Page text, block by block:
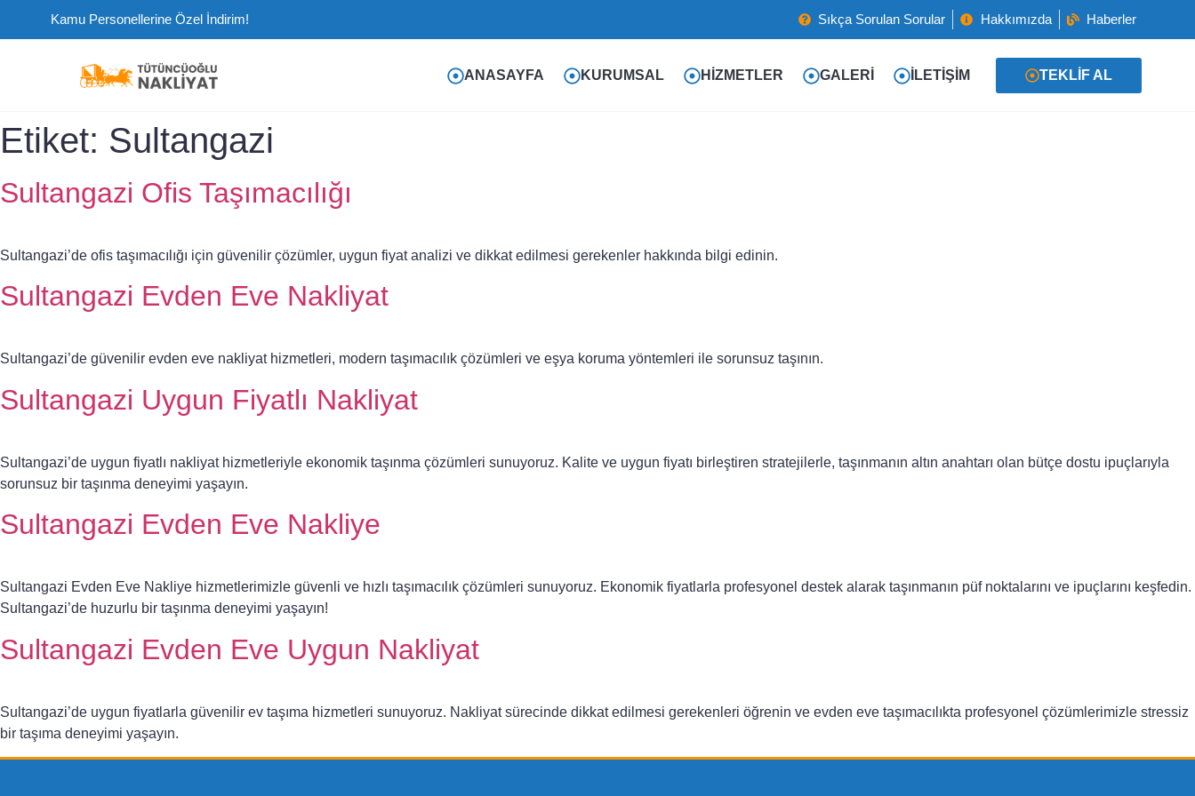
Kamu Personellerine Özel İndirim! Sıkça Sorulan Sorular Hakkımızda Haberler
ANASAYFA KURUMSAL HIZMETLER GALERI İLETIŞIM TEKLIF AL
Etiket: Sultangazi
Sultangazi Ofis Taşımacılığı
Sultangazi’de ofis taşımacılığı için güvenilir çözümler, uygun fiyat analizi ve dikkat edilmesi gerekenler hakkında bilgi edinin.
Sultangazi Evden Eve Nakliyat
Sultangazi’de güvenilir evden eve nakliyat hizmetleri, modern taşımacılık çözümleri ve eşya koruma yöntemleri ile sorunsuz taşının.
Sultangazi Uygun Fiyatlı Nakliyat
Sultangazi’de uygun fiyatlı nakliyat hizmetleriyle ekonomik taşınma çözümleri sunuyoruz. Kalite ve uygun fiyatı birleştiren stratejilerle, taşınmanın altın anahtarı olan bütçe dostu ipuçlarıyla
sorunsuz bir taşınma deneyimi yaşayın.
Sultangazi Evden Eve Nakliye
Sultangazi Evden Eve Nakliye hizmetlerimizle güvenli ve hızlı taşımacılık çözümleri sunuyoruz. Ekonomik fiyatlarla profesyonel destek alarak taşınmanın püf noktalarını ve ipuçlarını keşfedin.
Sultangazi’de huzurlu bir taşınma deneyimi yaşayın!
Sultangazi Evden Eve Uygun Nakliyat
Sultangazi’de uygun fiyatlarla güvenilir ev taşıma hizmetleri sunuyoruz. Nakliyat sürecinde dikkat edilmesi gerekenleri öğrenin ve evden eve taşımacılıkta profesyonel çözümlerimizle stressiz
bir taşıma deneyimi yaşayın.